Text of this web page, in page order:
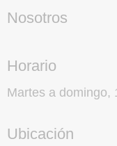
Nosotros
Horario
Martes a domingo,
Ubicación